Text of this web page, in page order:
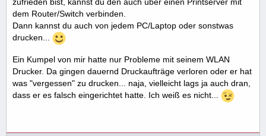
V40
dem Router/Switch verbinden.
Dann kannst du auch von jedem PC/Laptop oder sonstwas
drucken...
Ein Kumpel von mir hatte nur Probleme mit seinem WLAN
Drucker. Da gingen dauernd Druckaufträge verloren oder er hat
was "vergessen" zu drucken... naja, vielleicht lags ja auch dran,
dass er es falsch eingerichtet hatte. Ich weiß es nicht...